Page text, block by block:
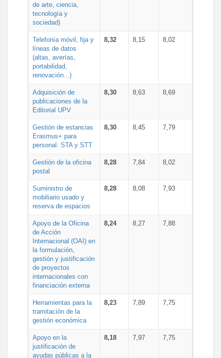
de arte, ciencia,
tecnología y
sociedad)
Telefonía móvil, fija y
líneas de datos
(altas, averías,
portabilidad,
renovación...)
8,32 8,15 8,02
Adquisición de
publicaciones de la
Editorial UPV
8,30 8,63 8,69
Gestión de estancias
Erasmus+ para
personal: STA y STT
8,30 8,45 7,79
Gestión de la oficina
postal
8,28 7,84 8,02
Suministro de
mobiliario usado y
reserva de espacios
8,28 8,08 7,93
Apoyo de la Oficina
de Acción
Internacional (OAI) en
la formulación,
gestión y justificación
de proyectos
internacionales con
financiación externa
8,24 8,27 7,88
Herramientas para la
tramitación de la
gestión económica
8,23 7,89 7,75
Apoyo en la
justificación de
ayudas públicas a la
8,18 7,97 7,75